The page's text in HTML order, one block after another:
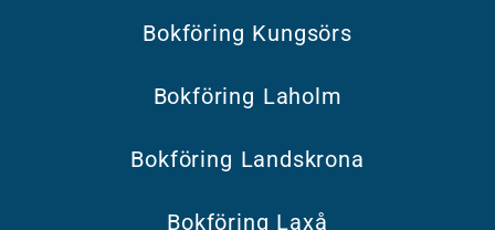
Bokföring Kungsörs
Bokföring Laholm
Bokföring Landskrona
Bokföring Laxå